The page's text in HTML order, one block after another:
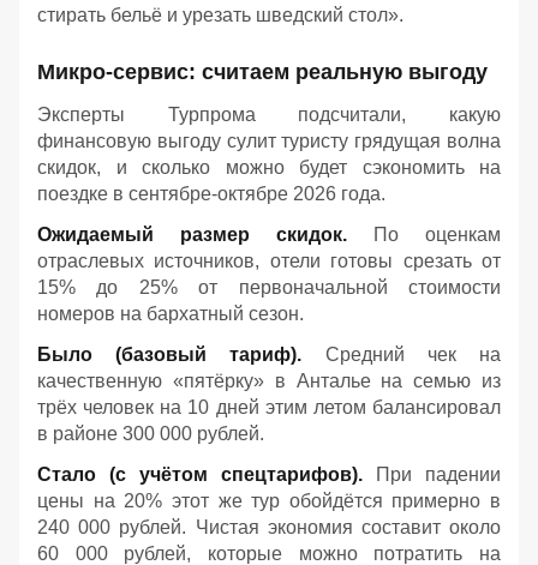
стирать бельё и урезать шведский стол».
Микро-сервис: считаем реальную выгоду
Эксперты Турпрома подсчитали, какую
финансовую выгоду сулит туристу грядущая волна
скидок, и сколько можно будет сэкономить на
поездке в сентябре-октябре 2026 года.
Ожидаемый размер скидок. По оценкам
отраслевых источников, отели готовы срезать от
15% до 25% от первоначальной стоимости
номеров на бархатный сезон.
Было (базовый тариф). Средний чек на
качественную «пятёрку» в Анталье на семью из
трёх человек на 10 дней этим летом балансировал
в районе 300 000 рублей.
Стало (с учётом спецтарифов). При падении
цены на 20% этот же тур обойдётся примерно в
240 000 рублей. Чистая экономия составит около
60 000 рублей, которые можно потратить на